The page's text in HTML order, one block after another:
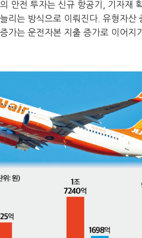
안전 투자는 신규 항공기, 기자재
리는 방식으로 이뤄진다. 유형자산
가는 운전자본 지출 증가로 이어지